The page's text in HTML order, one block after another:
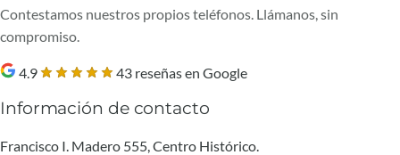
Contestamos nuestros propios teléfonos. Llámanos, sin
compromiso.
4.9 43 reseñas en Google
Información de contacto
Francisco I. Madero 555, Centro Histórico.